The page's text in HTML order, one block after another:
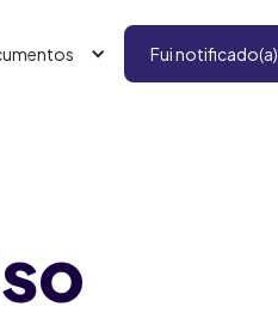
Fui notificado(a)